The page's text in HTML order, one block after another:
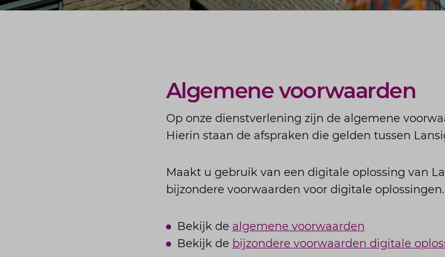
Algemene voorwaarden
Op onze dienstverlening zijn de algemene
Hierin staan de afspraken die gelden tussen
Maakt u gebruik van een digitale oplossing van
bijzondere voorwaarden voor digitale oplossingen.
Bekijk de algemene voorwaarden
Bekijk de bijzondere voorwaarden digitale